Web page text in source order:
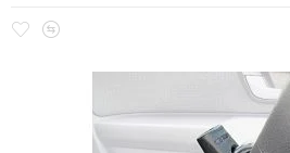
Ajouter
comparateur